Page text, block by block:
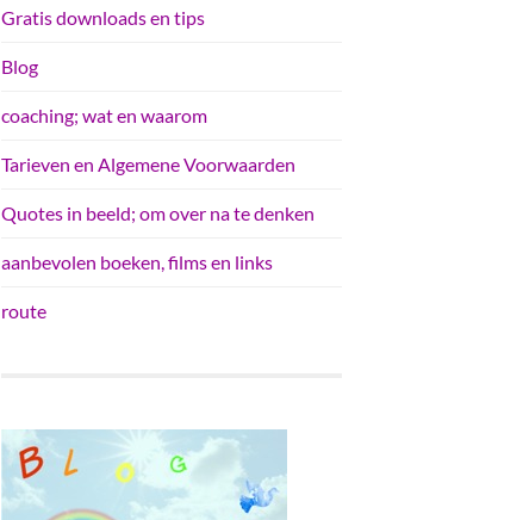
Gratis downloads en tips
Blog
coaching; wat en waarom
Tarieven en Algemene Voorwaarden
Quotes in beeld; om over na te denken
aanbevolen boeken, films en links
route
Hoi bezoeker,